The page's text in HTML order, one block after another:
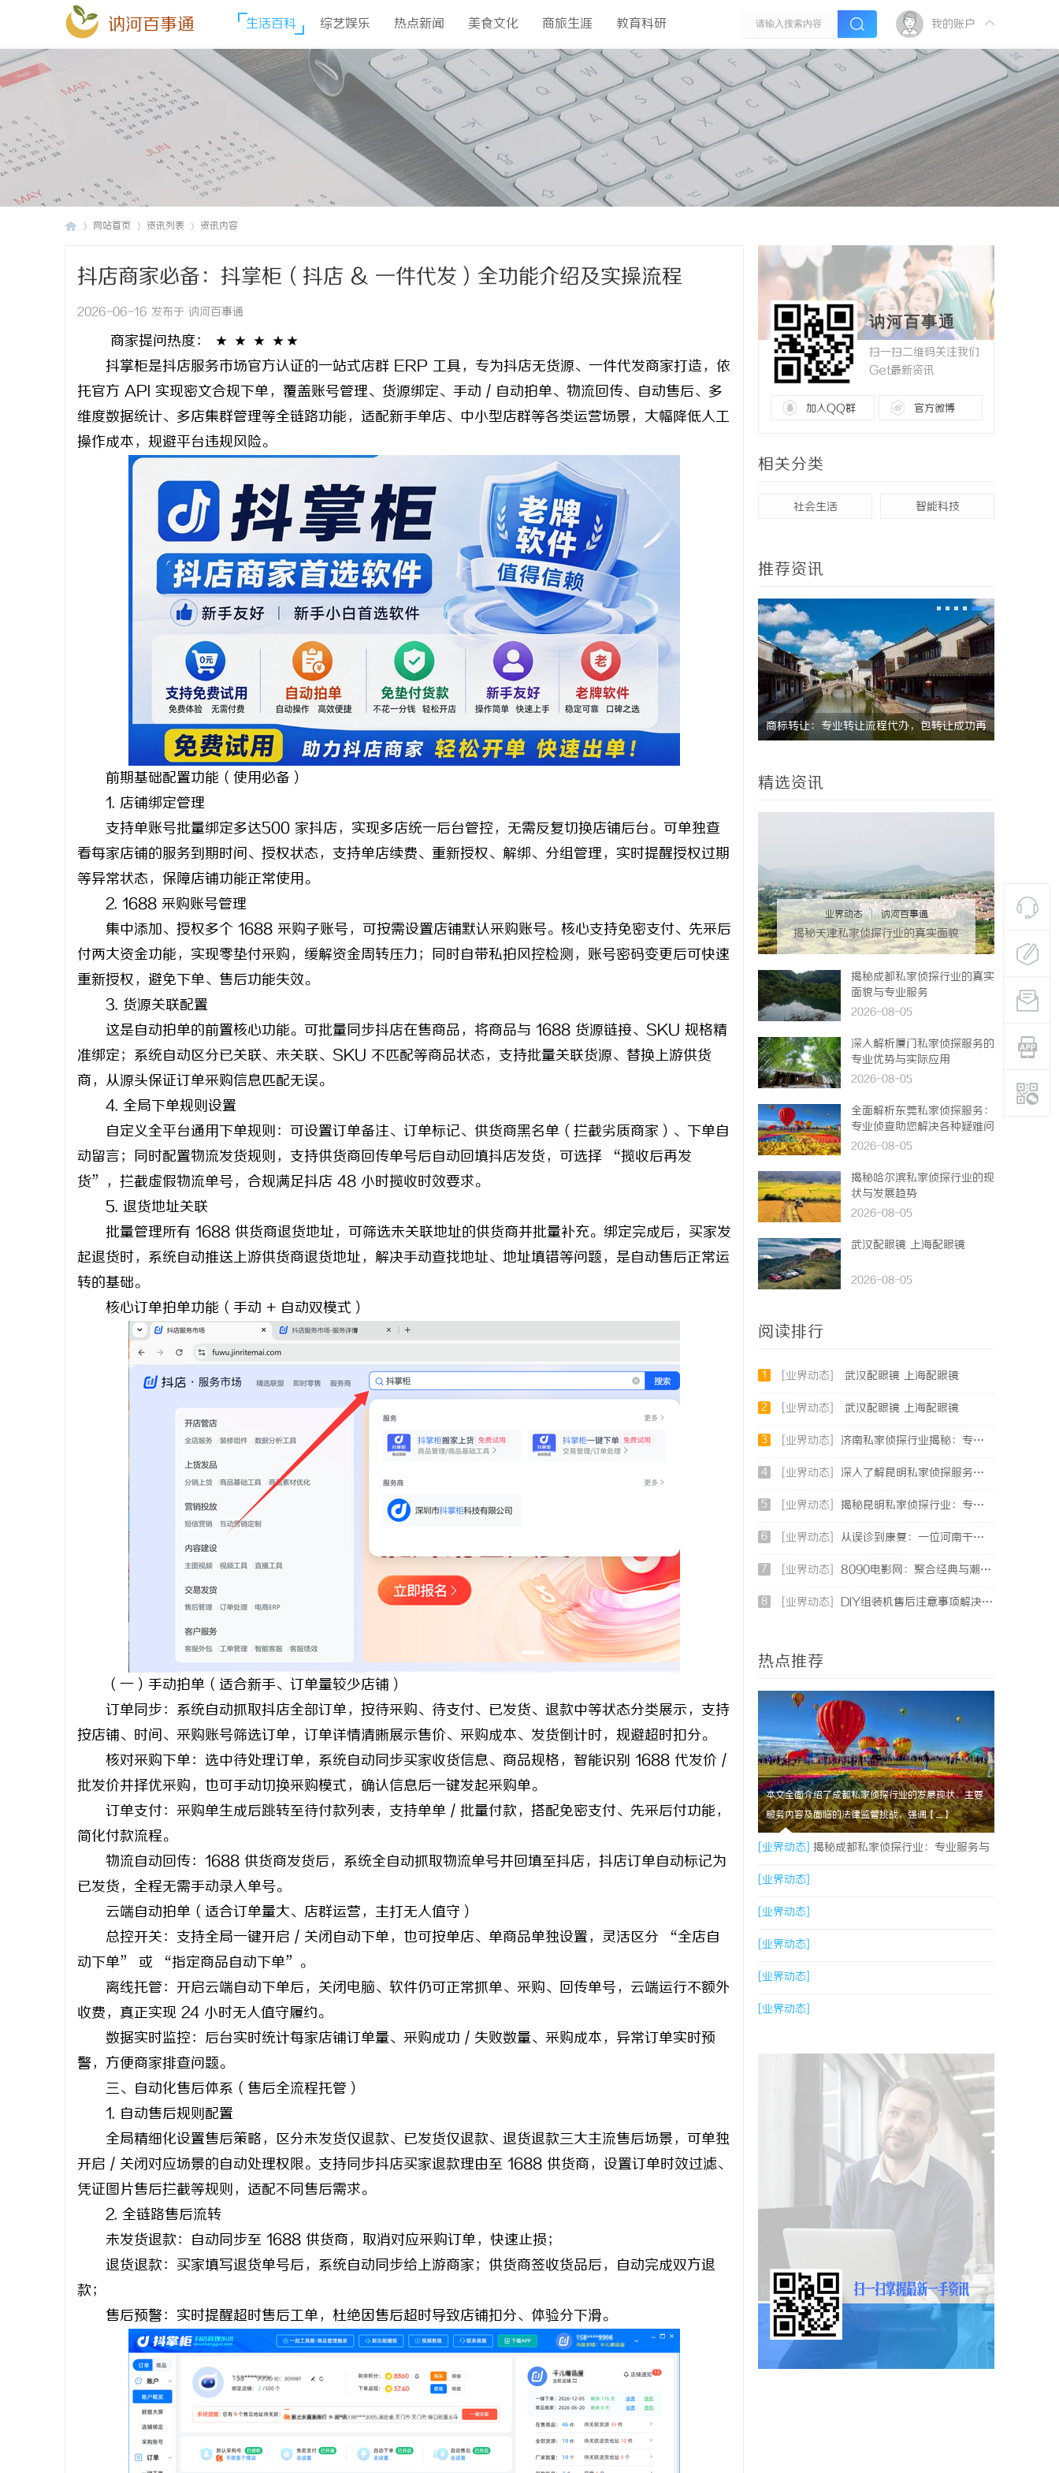
讷河百事通 生活百科 综艺娱乐 热点新闻 美食文化 商旅生涯 教育科研 我的账户
网站首页 资讯列表 资讯内容
抖店商家必备：抖掌柜（抖店 & 一件代发）全功能介绍及实操流程
2026-06-16 发布于 讷河百事通
商家提问热度： ★ ★ ★ ★★
抖掌柜是抖店服务市场官方认证的一站式店群 ERP 工具，专为抖店无货源、一件代发商家打造，依
托官方 API 实现密文合规下单，覆盖账号管理、货源绑定、手动 / 自动拍单、物流回传、自动售后、多
维度数据统计、多店集群管理等全链路功能，适配新手单店、中小型店群等各类运营场景，大幅降低人工
操作成本，规避平台违规风险。
前期基础配置功能（使用必备）
1. 店铺绑定管理
支持单账号批量绑定多达500 家抖店，实现多店统一后台管控，无需反复切换店铺后台。可单独查
看每家店铺的服务到期时间、授权状态，支持单店续费、重新授权、解绑、分组管理，实时提醒授权过期
等异常状态，保障店铺功能正常使用。
2. 1688 采购账号管理
集中添加、授权多个 1688 采购子账号，可按需设置店铺默认采购账号。核心支持免密支付、先采后
付两大资金功能，实现零垫付采购，缓解资金周转压力；同时自带私拍风控检测，账号密码变更后可快速
重新授权，避免下单、售后功能失效。
3. 货源关联配置
这是自动拍单的前置核心功能。可批量同步抖店在售商品，将商品与 1688 货源链接、SKU 规格精
准绑定；系统自动区分已关联、未关联、SKU 不匹配等商品状态，支持批量关联货源、替换上游供货
商，从源头保证订单采购信息匹配无误。
4. 全局下单规则设置
自定义全平台通用下单规则：可设置订单备注、订单标记、供货商黑名单（拦截劣质商家）、下单自
动留言；同时配置物流发货规则，支持供货商回传单号后自动回填抖店发货，可选择 “揽收后再发
货”，拦截虚假物流单号，合规满足抖店 48 小时揽收时效要求。
5. 退货地址关联
批量管理所有 1688 供货商退货地址，可筛选未关联地址的供货商并批量补充。绑定完成后，买家发
起退货时，系统自动推送上游供货商退货地址，解决手动查找地址、地址填错等问题，是自动售后正常运
转的基础。
核心订单拍单功能（手动 + 自动双模式）
（一）手动拍单（适合新手、订单量较少店铺）
订单同步：系统自动抓取抖店全部订单，按待采购、待支付、已发货、退款中等状态分类展示，支持
按店铺、时间、采购账号筛选订单，订单详情清晰展示售价、采购成本、发货倒计时，规避超时扣分。
核对采购下单：选中待处理订单，系统自动同步买家收货信息、商品规格，智能识别 1688 代发价 /
批发价并择优采购，也可手动切换采购模式，确认信息后一键发起采购单。
订单支付：采购单生成后跳转至待付款列表，支持单单 / 批量付款，搭配免密支付、先采后付功能，
简化付款流程。
物流自动回传：1688 供货商发货后，系统全自动抓取物流单号并回填至抖店，抖店订单自动标记为
已发货，全程无需手动录入单号。
云端自动拍单（适合订单量大、店群运营，主打无人值守）
总控开关：支持全局一键开启 / 关闭自动下单，也可按单店、单商品单独设置，灵活区分 “全店自
动下单” 或 “指定商品自动下单”。
离线托管：开启云端自动下单后，关闭电脑、软件仍可正常抓单、采购、回传单号，云端运行不额外
收费，真正实现 24 小时无人值守履约。
数据实时监控：后台实时统计每家店铺订单量、采购成功 / 失败数量、采购成本，异常订单实时预
警，方便商家排查问题。
三、自动化售后体系（售后全流程托管）
1. 自动售后规则配置
全局精细化设置售后策略，区分未发货仅退款、已发货仅退款、退货退款三大主流售后场景，可单独
开启 / 关闭对应场景的自动处理权限。支持同步抖店买家退款理由至 1688 供货商，设置订单时效过滤、
凭证图片售后拦截等规则，适配不同售后需求。
2. 全链路售后流转
未发货退款：自动同步至 1688 供货商，取消对应采购订单，快速止损；
退货退款：买家填写退货单号后，系统自动同步给上游商家；供货商签收货品后，自动完成双方退
款；
售后预警：实时提醒超时售后工单，杜绝因售后超时导致店铺扣分、体验分下滑。
讷河百事通
扫一扫二维码关注我们
Get最新资讯
加入QQ群 官方微博
相关分类
社会生活 智能科技
推荐资讯
干燥症患者口干眼燥熬多年，一个周期缓过
精选资讯
业界动态 | 讷河百事通
揭秘天津私家侦探行业的真实面貌
与服务优势
揭秘成都私家侦探行业的真实
面貌与专业服务
2026-08-05
深入解析厦门私家侦探服务的
专业优势与实际应用
2026-08-05
全面解析东莞私家侦探服务：
专业侦查助您解决各种疑难问
题
2026-08-05
揭秘哈尔滨私家侦探行业的现
状与发展趋势
2026-08-05
武汉配眼镜 上海配眼镜
2026-08-05
阅读排行
1 [业界动态] 武汉配眼镜 上海配眼镜
2 [业界动态] 武汉配眼镜 上海配眼镜
3 [业界动态] 济南私家侦探行业揭秘：专业服务与案件解析全方位指南
4 [业界动态] 深入了解昆明私家侦探服务的重要性与选择指南
5 [业界动态] 揭秘昆明私家侦探行业：专业服务与实际案例分析
6 [业界动态] 从误诊到康复：一位河南干燥综合征患者的艰辛求医路
7 [业界动态] 8090电影网：聚合经典与潮流，打造专属你的观影天堂
8 [业界动态] DIY组装机售后注意事项解决方案
热点推荐
本文全面介绍了成都私家侦探行业的发展现状、主要
服务内容及面临的法律监管挑战，强调【....】
[业界动态] 揭秘成都私家侦探行业：专业服务与
法律边界详解
[业界动态]
[业界动态]
[业界动态]
[业界动态]
[业界动态]